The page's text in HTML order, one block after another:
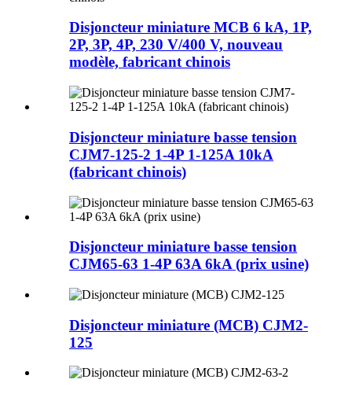
Disjoncteur miniature MCB 6 kA, 1P,
2P, 3P, 4P, 230 V/400 V, nouveau
modèle, fabricant chinois
Disjoncteur miniature basse tension
CJM7-125-2 1-4P 1-125A 10kA
(fabricant chinois)
Disjoncteur miniature basse tension
CJM65-63 1-4P 63A 6kA (prix usine)
Disjoncteur miniature (MCB) CJM2-
125